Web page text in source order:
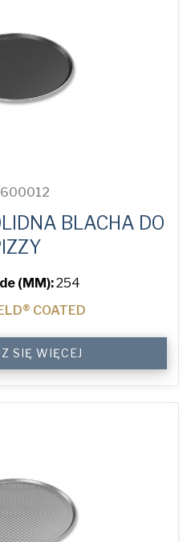
BLACHA DO
(MM):254
COATED
SIĘ WIĘCEJ